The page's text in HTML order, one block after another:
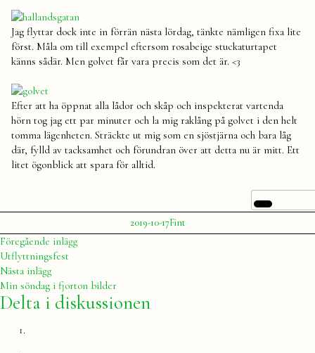
Jag flyttar dock inte in förrän nästa lördag, tänkte nämligen fixa lite
först. Måla om till exempel eftersom rosabeige stuckaturtapet
känns sådär. Men golvet får vara precis som det är. <3
Efter att ha öppnat alla lådor och skåp och inspekterat vartenda
hörn tog jag ett par minuter och la mig raklång på golvet i den helt
tomma lägenheten. Sträckte ut mig som en sjöstjärna och bara låg
där, fylld av tacksamhet och förundran över att detta nu är mitt. Ett
litet ögonblick att spara för alltid.
Publicerat
av
Julia
2019-10-17Publicerat
i
FintEtiketter:
Lägenhet
Inläggsnavigering
Föregående inläggFöregående
Utflyttningsfest
Nästa inläggNästa
inlägg:
Min söndag i fjorton bilder
Delta i diskussionen